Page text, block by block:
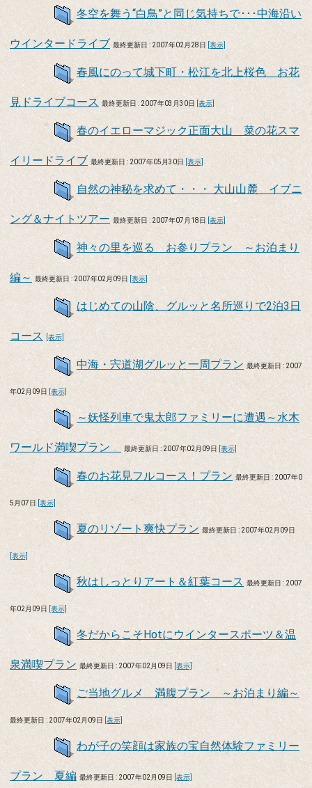
冬空を舞う“白鳥”と同じ気持ちで･･･中海沿い
ウインタードライブ 最終更新日 : 2007年02月28日 [表示]
春風にのって城下町・松江を北上桜色 お花
見ドライブコース 最終更新日 : 2007年03月30日 [表示]
春のイエローマジック正面大山 菜の花スマ
イリードライブ 最終更新日 : 2007年05月30日 [表示]
自然の神秘を求めて・・・ 大山山麓 イブニ
ング＆ナイトツアー 最終更新日 : 2007年07月18日 [表示]
神々の里を巡る お参りプラン ～お泊まり
編～ 最終更新日 : 2007年02月09日 [表示]
はじめての山陰、グルッと名所巡りで2泊3日
コース [表示]
中海・宍道湖グルッと一周プラン 最終更新日 : 2007
年02月09日 [表示]
～妖怪列車で鬼太郎ファミリーに遭遇～水木
ワールド満喫プラン 最終更新日 : 2007年02月09日 [表示]
春のお花見フルコース！プラン 最終更新日 : 2007年0
5月07日 [表示]
夏のリゾート爽快プラン 最終更新日 : 2007年02月09日
[表示]
秋はしっとりアート＆紅葉コース 最終更新日 : 2007
年02月09日 [表示]
冬だからこそHotにウインタースポーツ＆温
泉満喫プラン 最終更新日 : 2007年02月09日 [表示]
ご当地グルメ 満腹プラン ～お泊まり編～
最終更新日 : 2007年02月09日 [表示]
わが子の笑顔は家族の宝自然体験ファミリー
プラン 夏編 最終更新日 : 2007年02月09日 [表示]